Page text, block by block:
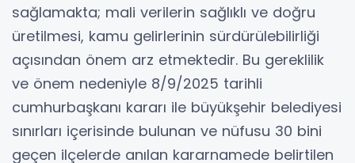
sağlamakta; mali verilerin sağlıklı ve doğru
üretilmesi, kamu gelirlerinin sürdürülebilirliği
açısından önem arz etmektedir. Bu gereklilik
ve önem nedeniyle 8/9/2025 tarihli
cumhurbaşkanı kararı ile büyükşehir belediyesi
sınırları içerisinde bulunan ve nüfusu 30 bini
geçen ilçelerde anılan kararnamede belirtilen